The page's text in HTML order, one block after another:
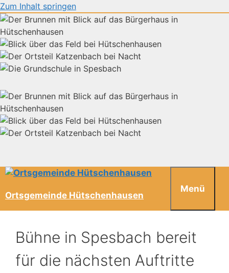
Zum Inhalt springen
Ortsgemeinde Hütschenhausen
Menü
Bühne in Spesbach bereit
für die nächsten Auftritte